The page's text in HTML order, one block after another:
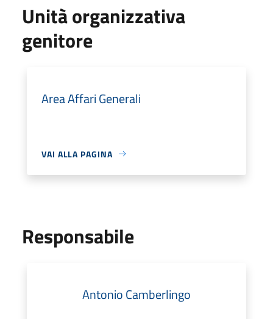
Unità organizzativa
genitore
Area Affari Generali
VAI ALLA PAGINA
Responsabile
Antonio Camberlingo